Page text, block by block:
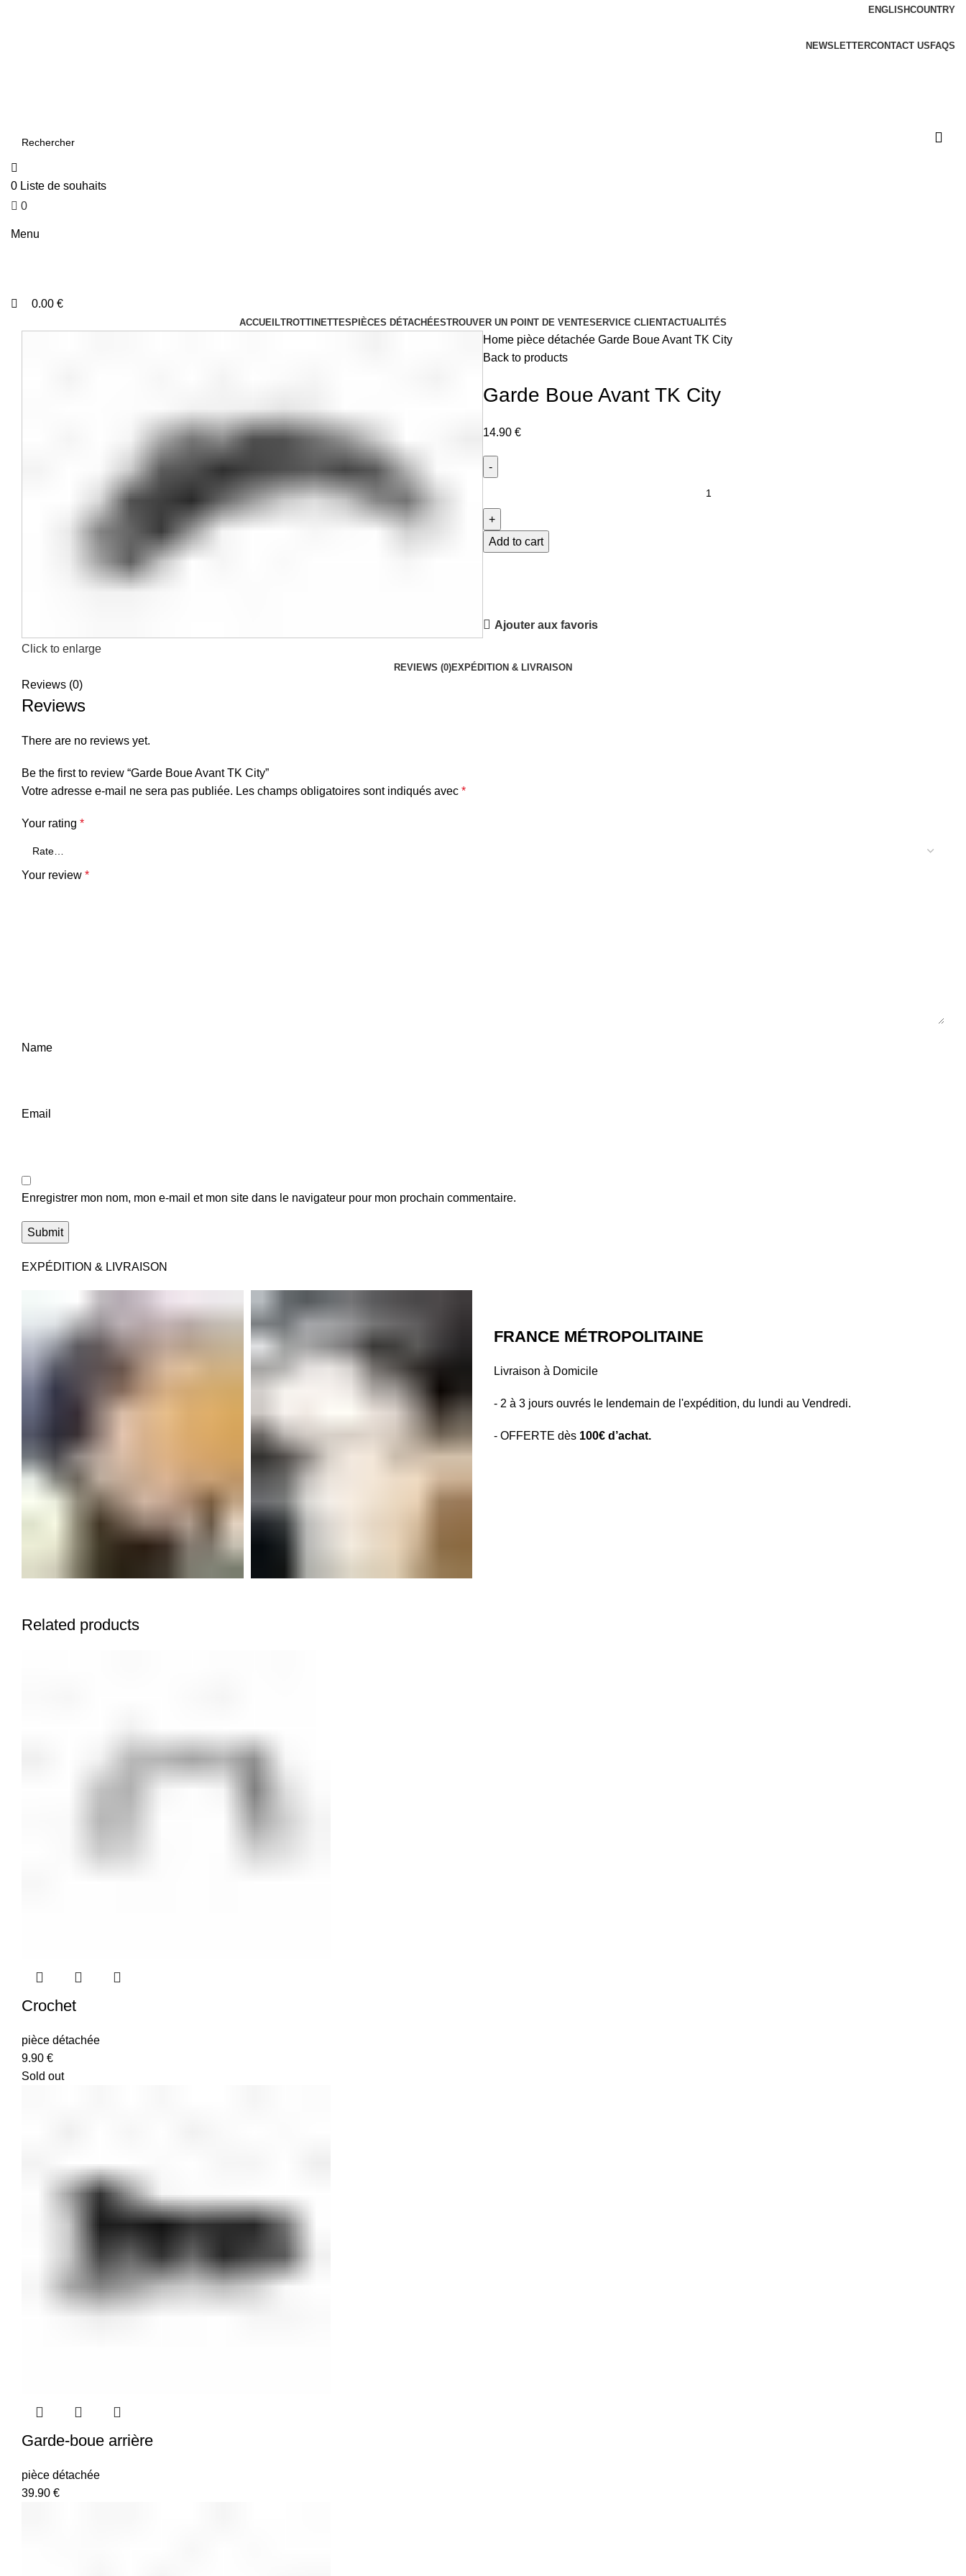
ENGLISHCOUNTRY
NEWSLETTERCONTACT US FAQS
0 Liste de souhaits
0
Menu
0.00 €
ACCUEILTROTTINETTESPIÈCES DÉTACHÉESTROUVER UN POINT DE VENTESERVICE CLIENTACTUALITÉS
Click to enlarge
Home pièce détachée Garde Boue Avant TK City
Back to products
Garde Boue Avant TK City
14.90 €
Avant
TK
Add to cart
Ajouter aux favoris
REVIEWS (0)EXPÉDITION & LIVRAISON
Reviews (0)
Reviews
There are no reviews yet.
Be the first to review “Garde Boue Avant TK City”
Votre adresse e-mail ne sera pas publiée. Les champs obligatoires sont indiqués avec *
Your rating *
Your review *
Name
Email
Enregistrer mon nom, mon e-mail et mon site dans le navigateur pour mon prochain commentaire.
EXPÉDITION & LIVRAISON
FRANCE MÉTROPOLITAINE
Livraison à Domicile
- 2 à 3 jours ouvrés le lendemain de l'expédition, du lundi au Vendredi.
- OFFERTE dès 100€ d’achat.
Related products
Crochet
pièce détachée
9.90 €
Sold out
Garde-boue arrière
pièce détachée
39.90 €